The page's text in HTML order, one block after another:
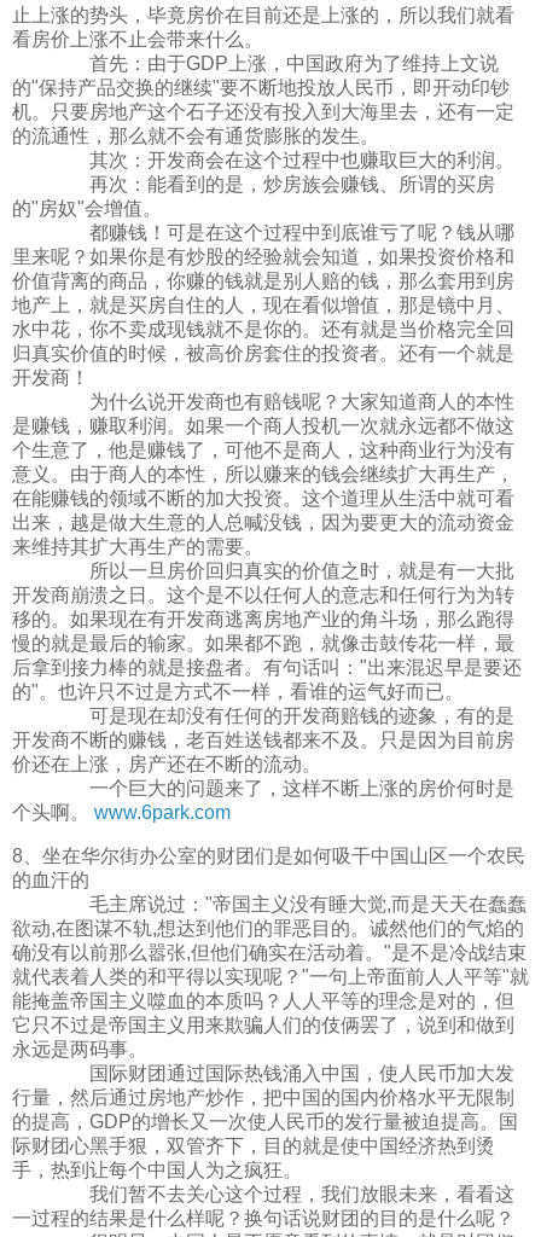
止上涨的势头，毕竟房价在目前还是上涨的，所以我们就看
看房价上涨不止会带来什么。
首先：由于GDP上涨，中国政府为了维持上文说
的"保持产品交换的继续"要不断地投放人民币，即开动印钞
机。只要房地产这个石子还没有投入到大海里去，还有一定
的流通性，那么就不会有通货膨胀的发生。
其次：开发商会在这个过程中也赚取巨大的利润。
再次：能看到的是，炒房族会赚钱、所谓的买房
的"房奴"会增值。
都赚钱！可是在这个过程中到底谁亏了呢？钱从哪
里来呢？如果你是有炒股的经验就会知道，如果投资价格和
价值背离的商品，你赚的钱就是别人赔的钱，那么套用到房
地产上，就是买房自住的人，现在看似增值，那是镜中月、
水中花，你不卖成现钱就不是你的。还有就是当价格完全回
归真实价值的时候，被高价房套住的投资者。还有一个就是
开发商！
为什么说开发商也有赔钱呢？大家知道商人的本性
是赚钱，赚取利润。如果一个商人投机一次就永远都不做这
个生意了，他是赚钱了，可他不是商人，这种商业行为没有
意义。由于商人的本性，所以赚来的钱会继续扩大再生产，
在能赚钱的领域不断的加大投资。这个道理从生活中就可看
出来，越是做大生意的人总喊没钱，因为要更大的流动资金
来维持其扩大再生产的需要。
所以一旦房价回归真实的价值之时，就是有一大批
开发商崩溃之日。这个是不以任何人的意志和任何行为为转
移的。如果现在有开发商逃离房地产业的角斗场，那么跑得
慢的就是最后的输家。如果都不跑，就像击鼓传花一样，最
后拿到接力棒的就是接盘者。有句话叫："出来混迟早是要还
的"。也许只不过是方式不一样，看谁的运气好而已。
可是现在却没有任何的开发商赔钱的迹象，有的是
开发商不断的赚钱，老百姓送钱都来不及。只是因为目前房
价还在上涨，房产还在不断的流动。
一个巨大的问题来了，这样不断上涨的房价何时是
个头啊。 www.6park.com
8、坐在华尔街办公室的财团们是如何吸干中国山区一个农民
的血汗的
毛主席说过："帝国主义没有睡大觉,而是天天在蠢蠢
欲动,在图谋不轨,想达到他们的罪恶目的。诚然他们的气焰的
确没有以前那么嚣张,但他们确实在活动着。"是不是冷战结束
就代表着人类的和平得以实现呢？"一句上帝面前人人平等"就
能掩盖帝国主义噬血的本质吗？人人平等的理念是对的，但
它只不过是帝国主义用来欺骗人们的伎俩罢了，说到和做到
永远是两码事。
国际财团通过国际热钱涌入中国，使人民币加大发
行量，然后通过房地产炒作，把中国的国内价格水平无限制
的提高，GDP的增长又一次使人民币的发行量被迫提高。国
际财团心黑手狠，双管齐下，目的就是使中国经济热到烫
手，热到让每个中国人为之疯狂。
我们暂不去关心这个过程，我们放眼未来，看看这
一过程的结果是什么样呢？换句话说财团的目的是什么呢？